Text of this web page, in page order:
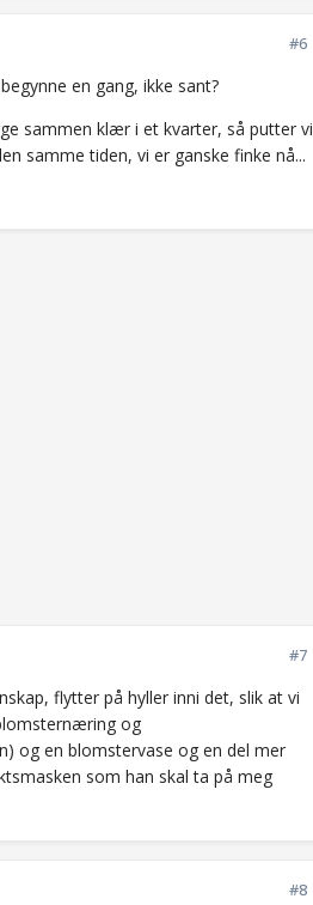
#6
en gang, ikke sant?
sammen klær i et kvarter, så putter vi
samme tiden, vi er ganske finke nå...
#7
flytter på hyller inni det, slik at vi
og
og en blomstervase og en del mer
som han skal ta på meg
#8